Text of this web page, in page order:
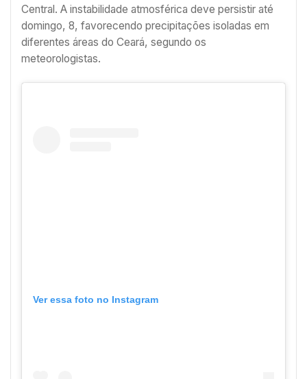
Central. A instabilidade atmosférica deve persistir até
domingo, 8, favorecendo precipitações isoladas em
diferentes áreas do Ceará, segundo os
meteorologistas.
Ver essa foto no Instagram